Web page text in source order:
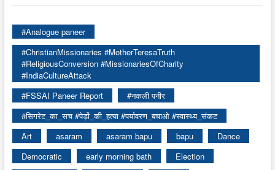
#Analogue paneer
#ChristianMissionaries #MotherTeresaTruth
#ReligiousConversion #MissionariesOfCharity
#IndiaCultureAttack
#FSSAI Paneer Report
#नकली पनीर
#सिगरेट_का_सच #पेड़ों_की_हत्या #पर्यावरण_बचाओ #स्वास्थ्य_संकट
Art
asaram asaram bapu bapu
Dance
Democratic
early morning bath
Election